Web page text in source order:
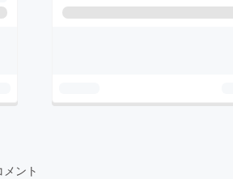
メント